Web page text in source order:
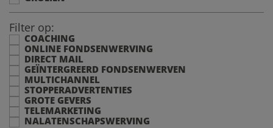
Filter op:
COACHING
ONLINE FONDSENWERVING
DIRECT MAIL
GEÏNTERGREERD FONDSENWERVEN
MULTICHANNEL
STOPPERADVERTENTIES
GROTE GEVERS
TELEMARKETING
NALATENSCHAPSWERVING